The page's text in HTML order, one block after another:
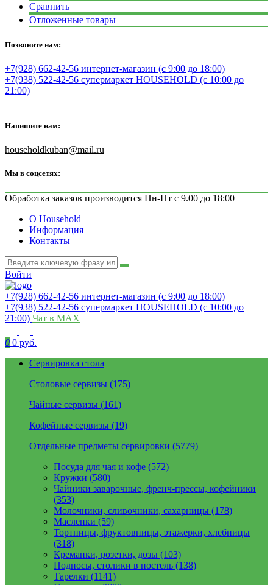
Сравнить
Отложенные товары
Позвоните нам:
+7(928) 662-42-56 интернет-магазин (с 9:00 до 18:00)
+7(938) 522-42-56 супермаркет HOUSEHOLD (с 10:00 до
21:00)
Напишите нам:
householdkuban@mail.ru
Мы в соцсетях:
Обработка заказов производится Пн-Пт с 9.00 до 18:00
О Household
Информация
Контакты
Войти
+7(928) 662-42-56 интернет-магазин (с 9:00 до 18:00)
+7(938) 522-42-56 супермаркет HOUSEHOLD (с 10:00 до
21:00) Чат в MAX
0 0 руб.
Сервировка стола
Столовые сервизы (175)
Чайные сервизы (161)
Кофейные сервизы (19)
Отдельные предметы сервировки (5779)
Посуда для чая и кофе (572)
Кружки (580)
Чайники заварочные, френч-прессы, кофейники
(353)
Молочники, сливочники, сахарницы (178)
Масленки (59)
Тортницы, фруктовницы, этажерки, хлебницы
(318)
Креманки, розетки, дозы (103)
Подносы, столики в постель (138)
Тарелки (1141)